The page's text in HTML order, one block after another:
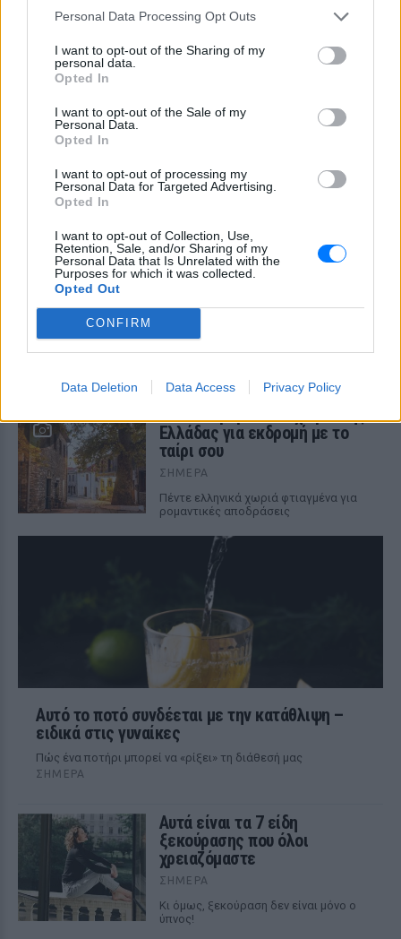
Personal Data Processing Opt Outs
I want to opt-out of the Sharing of my
personal data.
Opted In
I want to opt-out of the Sale of my
Personal Data.
Opted In
I want to opt-out of processing my
Personal Data for Targeted Advertising.
Opted In
I want to opt-out of Collection, Use,
Retention, Sale, and/or Sharing of my
Personal Data that Is Unrelated with the
Purposes for which it was collected.
Opted Out
CONFIRM
Data Deletion Data Access Privacy Policy
ΣΤΗΝ ΙΔΙΑ ΚΑΤΗΓΟΡΙΑ
Μέσα σε αυτό το σπήλαιο θα
είναι μοναδική
όσους το ανακαλύπτουν – Σταλακτίτες,
πηγές και παγωμένα νερά
Το navy jumpsuit της Βάσως
Λασκαράκη με τη ζώνη είναι το
ΣΉΜΕΡΑ
δεν χρειάζεται προσπάθεια
Τα 5 πιο ρομαντικά χωριά της
Ελλάδας για εκδρομή με το
ταίρι σου
ΣΉΜΕΡΑ
Πέντε ελληνικά χωριά φτιαγμένα για
ρομαντικές αποδράσεις
Αυτό το ποτό συνδέεται με την κατάθλιψη –
ειδικά στις γυναίκες
Πώς ένα ποτήρι μπορεί να «ρίξει» τη διάθεσή μας
ΣΉΜΕΡΑ
Αυτά είναι τα 7 είδη
ξεκούρασης που όλοι
χρειαζόμαστε
ΣΉΜΕΡΑ
Κι όμως, ξεκούραση δεν είναι μόνο ο
ύπνος!